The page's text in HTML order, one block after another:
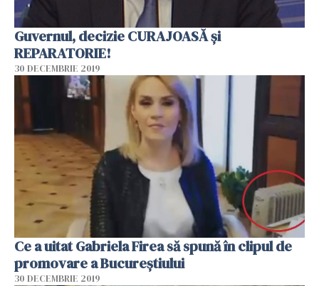
Guvernul, decizie CURAJOASĂ și
REPARATORIE!
30 DECEMBRIE 2019
Ce a uitat Gabriela Firea să spună în clipul de
promovare a Bucureștiului
30 DECEMBRIE 2019